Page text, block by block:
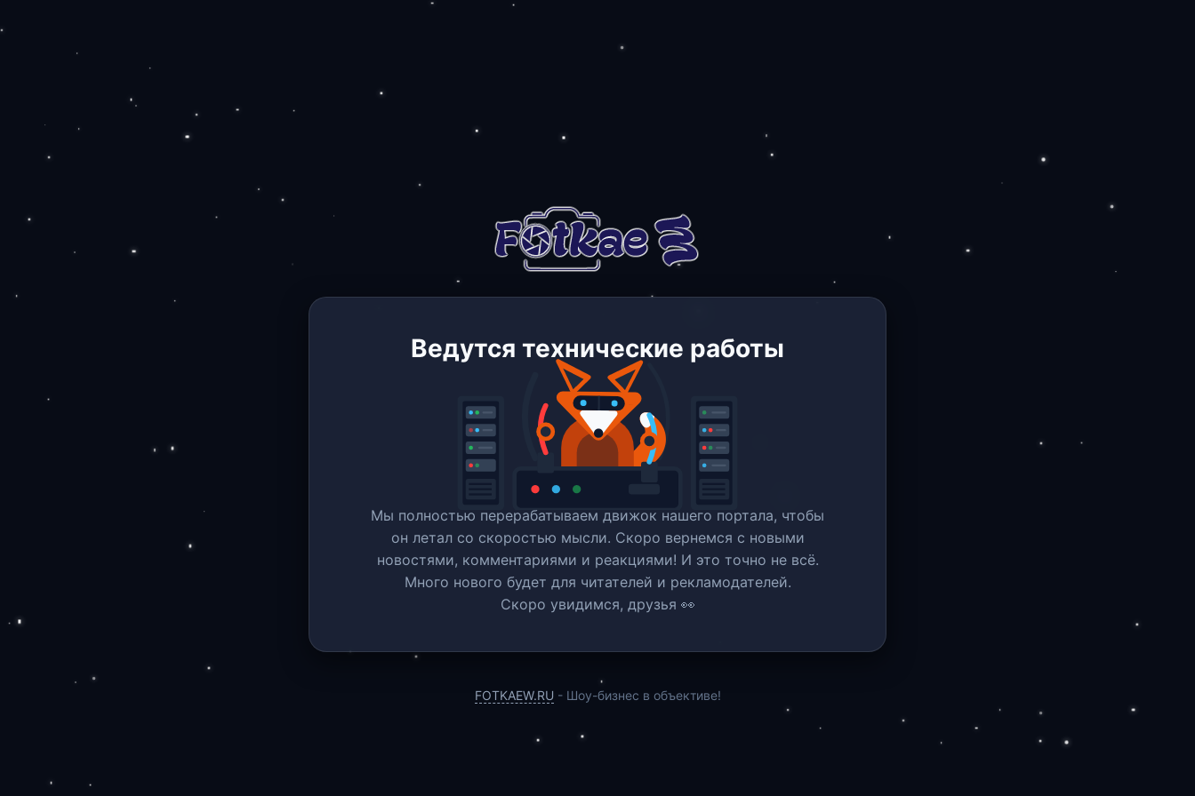
Ведутся технические работы
Мы полностью перерабатываем движок нашего портала, чтобы
он летал со скоростью мысли. Скоро вернемся c новыми
новостями, комментариями и реакциями! И это точно не всё.
Много нового будет для читателей и рекламодателей.
Скоро увидимся, друзья 👀
FOTKAEW.RU - Шоу-бизнес в объективе!